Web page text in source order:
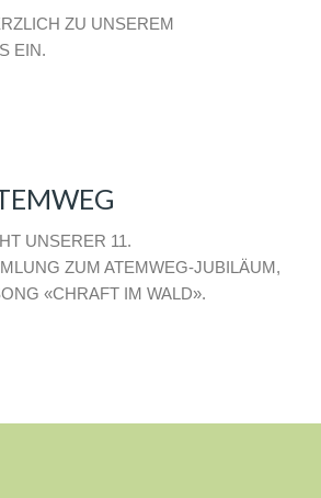
ZU UNSEREM
EIN.
UNSERER 11.
ZUM ATEMWEG-JUBILÄUM,
«CHRAFT IM WALD».